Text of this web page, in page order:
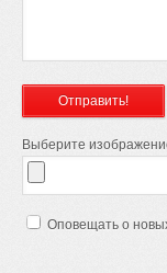
Выберите
Оповещать о